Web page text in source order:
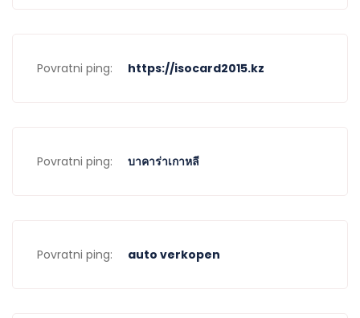
Povratni ping: https://isocard2015.kz
Povratni ping: บาคาร่าเกาหลี
Povratni ping: auto verkopen